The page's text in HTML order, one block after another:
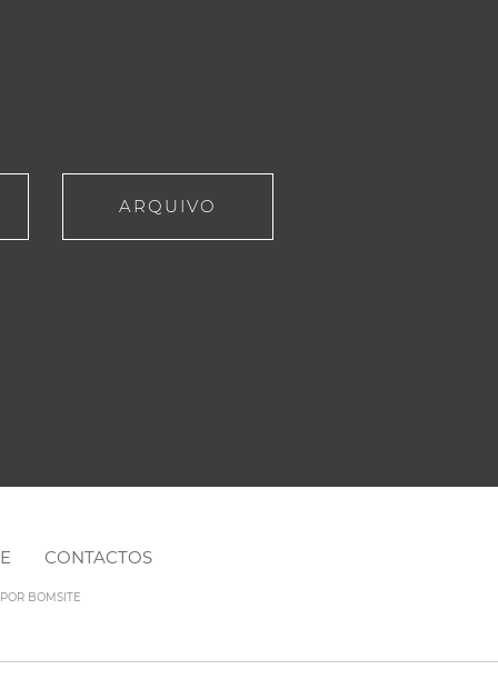
ARQUIVO
CONTACTOS
BOMSITE